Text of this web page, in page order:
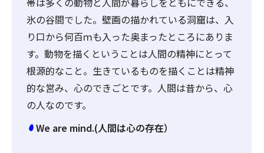
氷の谷間でした。壁画の描かれている洞窟は、入
り口から何百ｍも入った奥まったところにありま
す。動物を描くということは人間の精神にとって
根源的なこと。生きているものを描くことは精神
的な営み、心のできごとです。人間は昔から、心
の人なのです。
We are mind.(人間は心の存在）